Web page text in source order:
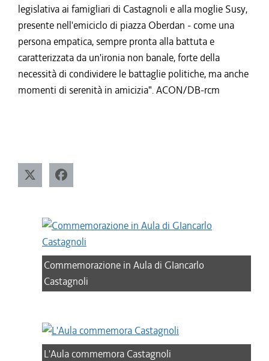
legislativa ai famigliari di Castagnoli e alla moglie Susy,
presente nell'emiciclo di piazza Oberdan - come una
persona empatica, sempre pronta alla battuta e
caratterizzata da un'ironia non banale, forte della
necessità di condividere le battaglie politiche, ma anche
momenti di serenità in amicizia". ACON/DB-rcm
Commemorazione in Aula di GIancarlo
Castagnoli
L'Aula commemora Castagnoli